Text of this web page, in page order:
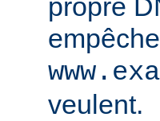
propre
veulent.